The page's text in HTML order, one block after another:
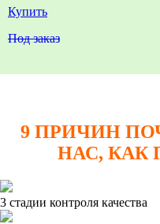
Купить
Под заказ
9 ПРИЧИН
НАС, КАК
3 стадии контроля качества